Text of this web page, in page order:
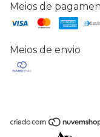
Meios de
Meios de envio